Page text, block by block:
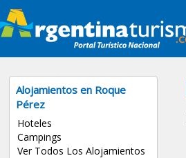
Alojamientos en Roque
Pérez
Hoteles
Campings
Ver Todos Los Alojamientos